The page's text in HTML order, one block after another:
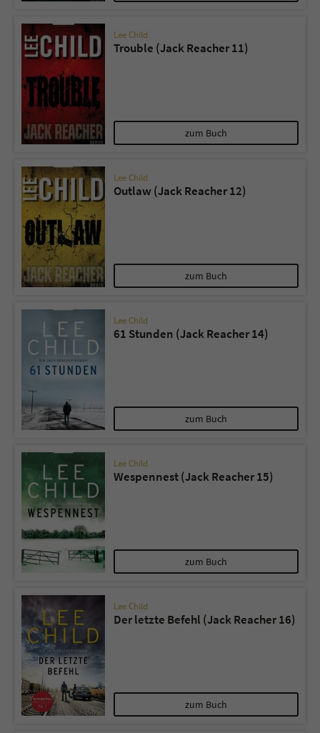
Lee Child
Trouble (Jack Reacher 11)
zum Buch
Lee Child
Outlaw (Jack Reacher 12)
zum Buch
Lee Child
61 Stunden (Jack Reacher 14)
zum Buch
Lee Child
Wespennest (Jack Reacher 15)
zum Buch
Lee Child
Der letzte Befehl (Jack Reacher 16)
zum Buch